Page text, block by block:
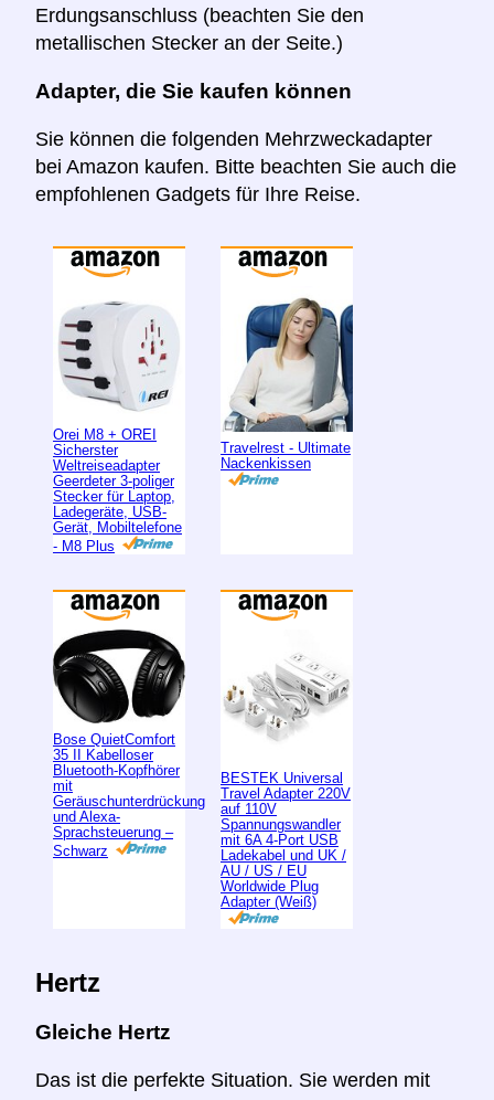
Erdungsanschluss (beachten Sie den
metallischen Stecker an der Seite.)
Adapter, die Sie kaufen können
Sie können die folgenden Mehrzweckadapter
bei Amazon kaufen. Bitte beachten Sie auch die
empfohlenen Gadgets für Ihre Reise.
Orei M8 + OREI
Sicherster
Weltreiseadapter
Geerdeter 3-poliger
Stecker für Laptop,
Ladegeräte, USB-
Gerät, Mobiltelefone
- M8 Plus
Travelrest - Ultimate
Nackenkissen
Bose QuietComfort
35 II Kabelloser
Bluetooth-Kopfhörer
mit
Geräuschunterdrückung
und Alexa-
Sprachsteuerung –
Schwarz
BESTEK Universal
Travel Adapter 220V
auf 110V
Spannungswandler
mit 6A 4-Port USB
Ladekabel und UK /
AU / US / EU
Worldwide Plug
Adapter (Weiß)
Hertz
Gleiche Hertz
Das ist die perfekte Situation. Sie werden mit